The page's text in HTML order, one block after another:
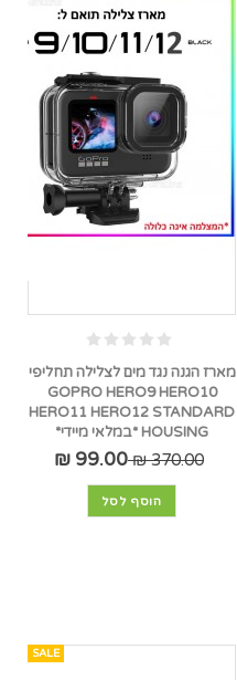
מארז הגנה נגד מים לצלילה תחליפי
GOPRO HERO9 HERO10
HERO11 HERO12 STANDARD
HOUSING *במלאי מיידי*
370.00 ₪
99.00 ₪
הוסף לסל
SALE